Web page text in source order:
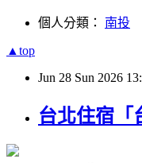
個人分類： 南投
▲top
Jun 28 Sun 2026
台北住宿「